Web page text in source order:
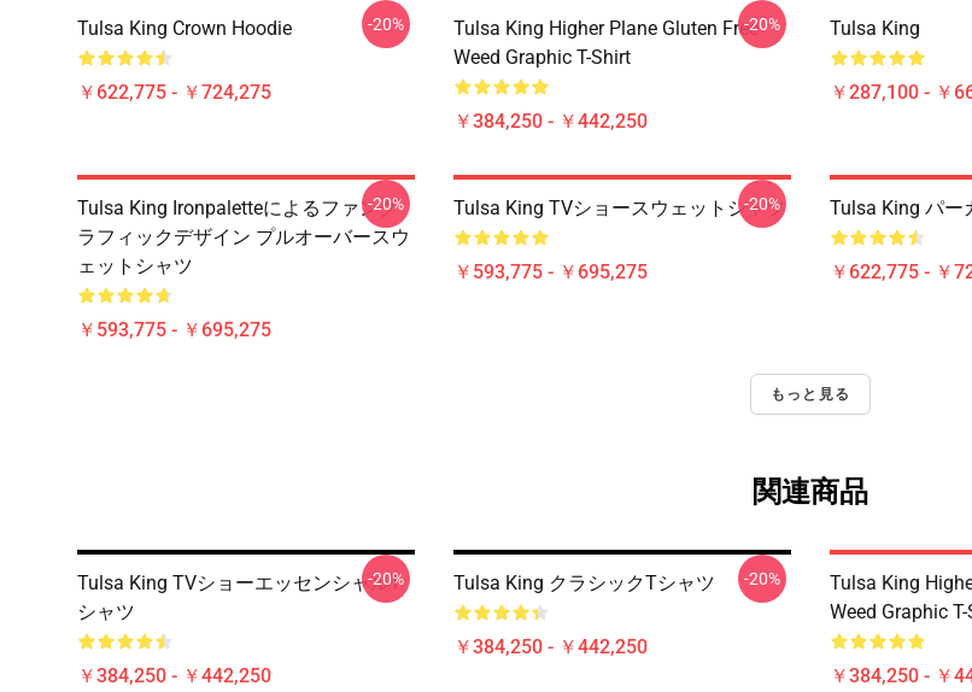
Tulsa King Crown Hoodie
￥622,775 - ￥724,275
-20%
Tulsa King Higher Plane Gluten Free
Weed Graphic T-Shirt
￥384,250 - ￥442,250
-20% Tulsa King
￥287,100 - ￥
Tulsa King Ironpaletteによるファング
ラフィックデザイン プルオーバースウ
ェットシャツ
￥593,775 - ￥695,275
-20% Tulsa King TVショースウェットシャツ
￥593,775 - ￥695,275
-20% Tulsa King パー
￥622,775 - ￥
もっと見る
関連商品
Tulsa King TVショーエッセンシャルT
シャツ
￥384,250 - ￥442,250
-20% Tulsa King クラシックTシャツ
￥384,250 - ￥442,250
-20%
Tulsa King
Weed Graphic
￥384,250 - ￥